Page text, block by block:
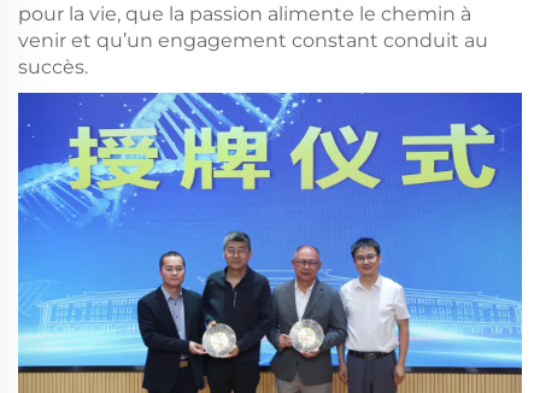
pour la vie, que la passion alimente le chemin à
venir et qu’un engagement constant conduit au
succès.